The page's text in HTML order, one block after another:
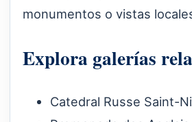
monumentos o vistas
Explora galerías
Catedral Russe Saint-